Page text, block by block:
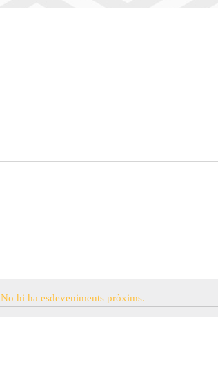
Avís
No hi ha esdeveniments pròxims.